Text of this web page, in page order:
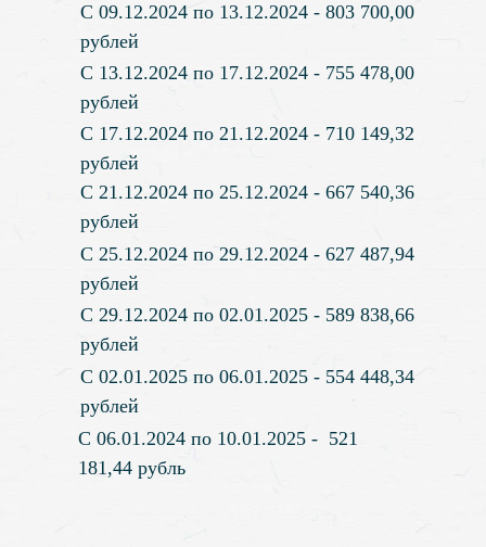
С 09.12.2024 по 13.12.2024 - 803 700,00
рублей
С 17.12.2024 по 21.12.2024 - 710 149,32
рублей
С 13.12.2024 по 17.12.2024 - 755 478,00
рублей
С 21.12.2024 по 25.12.2024 - 667 540,36
рублей
С 25.12.2024 по 29.12.2024 - 627 487,94
рублей
С 29.12.2024 по 02.01.2025 - 589 838,66
рублей
С 02.01.2025 по 06.01.2025 - 554 448,34
рублей
С 06.01.2024 по 10.01.2025 - 521
181,44 рубль